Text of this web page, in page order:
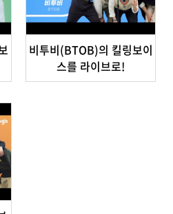
비투비(BTOB)의 킬링보이
스를 라이브로!